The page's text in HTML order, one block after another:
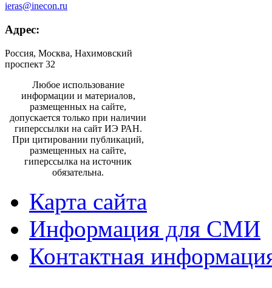
ieras@inecon.ru
Адрес:
Россия, Москва, Нахимовский
проспект 32
Любое использование
информации и материалов,
размещенных на сайте,
допускается только при наличии
гиперссылки на сайт ИЭ РАН.
При цитировании публикаций,
размещенных на сайте,
гиперссылка на источник
обязательна.
Карта сайта
Информация для СМИ
Контактная